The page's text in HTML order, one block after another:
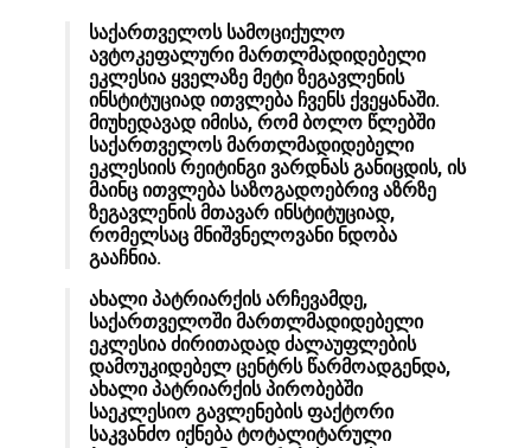
საქართველოს სამოციქულო
ავტოკეფალური მართლმადიდებელი
ეკლესია ყველაზე მეტი ზეგავლენის
ინსტიტუციად ითვლება ჩვენს ქვეყანაში.
მიუხედავად იმისა, რომ ბოლო წლებში
საქართველოს მართლმადიდებელი
ეკლესიის რეიტინგი ვარდნას განიცდის, ის
მაინც ითვლება საზოგადოებრივ აზრზე
ზეგავლენის მთავარ ინსტიტუციად,
რომელსაც მნიშვნელოვანი ნდობა
გააჩნია.
ახალი პატრიარქის არჩევამდე,
საქართველოში მართლმადიდებელი
ეკლესია ძირითადად ძალაუფლების
დამოუკიდებელ ცენტრს წარმოადგენდა,
ახალი პატრიარქის პირობებში
საეკლესიო გავლენების ფაქტორი
საკვანძო იქნება ტოტალიტარული